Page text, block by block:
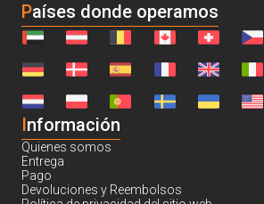
Países donde operamos
Información
Quienes somos
Entrega
Pago
Devoluciones y Reembolsos